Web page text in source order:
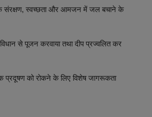
के संरक्षण, स्वच्छता और आमजन में जल बचाने के
से पूजन करवाया तथा दीप प्रज्वलित कर
प्रदूषण को रोकने के लिए विशेष जागरूकता